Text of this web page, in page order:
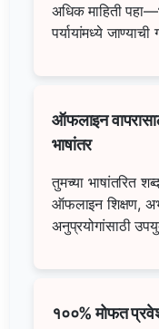
अधिक माहिती
पर्यायांमध्ये जाण्याची
ऑफलाइन
भाषांतर
तुमच्या भाषांतरित
ऑफलाइन शिक्षण,
अनुप्रयोगांसाठी
१००% मोफत